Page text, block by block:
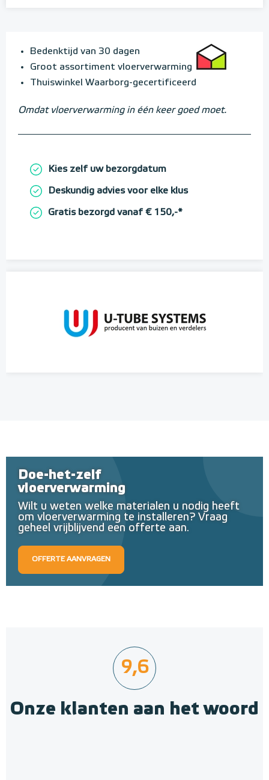
Bedenktijd van 30 dagen
Groot assortiment vloerverwarming
Thuiswinkel Waarborg-gecertificeerd
Omdat vloerverwarming in één keer goed moet.
Kies zelf uw bezorgdatum
Deskundig advies voor elke klus
Gratis bezorgd vanaf € 150,-*
Doe-het-zelf
vloerverwarming
Wilt u weten welke materialen u nodig heeft
om vloerverwarming te installeren? Vraag
geheel vrijblijvend een offerte aan.
OFFERTE AANVRAGEN
9,6
Onze klanten aan het woord